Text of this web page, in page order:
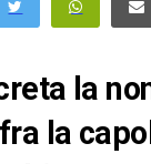
la
la